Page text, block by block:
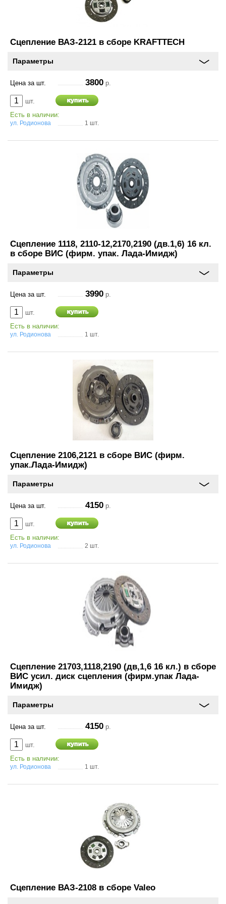
On-line запись на
сервисное обслуживание
Шины и диски
Автохимия
Инструменты
АКБ
Все товары
On-line запись на
сервисное обслуживание
О
компании
работы
Оплата
отзыв
Консультация
по
Сцепление ВАЗ-2121 в сборе KRAFTTECH
Параметры
Цена за шт. 3800 р.
шт.
Есть в наличии:
ул. Родионова 1 шт.
Сцепление 1118, 2110-12,2170,2190 (дв.1,6) 16 кл.
в сборе ВИС (фирм. упак. Лада-Имидж)
Параметры
Цена за шт. 3990 р.
шт.
Есть в наличии:
ул. Родионова 1 шт.
Сцепление 2106,2121 в сборе ВИС (фирм.
упак.Лада-Имидж)
Параметры
Цена за шт. 4150 р.
шт.
Есть в наличии:
ул. Родионова 2 шт.
Сцепление 21703,1118,2190 (дв,1,6 16 кл.) в сборе
ВИС усил. диск сцепления (фирм.упак Лада-
Имидж)
Параметры
Цена за шт. 4150 р.
шт.
Есть в наличии:
ул. Родионова 1 шт.
Сцепление ВАЗ-2108 в сборе Valeo